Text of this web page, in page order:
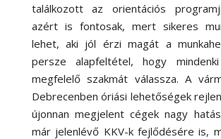
találkozott az orientációs
azért is fontosak, mert sikeres
lehet, aki jól érzi magát a
persze alapfeltétel, hogy
megfelelő szakmát válassza. A
Debrecenben óriási lehetőségek
újonnan megjelent cégek nagy
már jelenlévő KKV-k fejlődésére is,